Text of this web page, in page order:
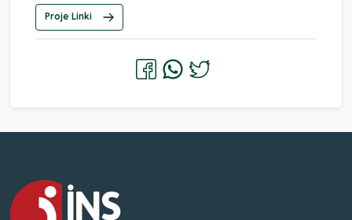
Proje Linki